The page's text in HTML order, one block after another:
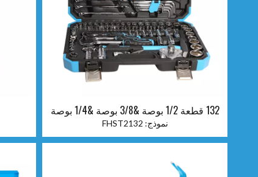
132 قطعة 1/2 بوصة &3/8 بوصة &1/4 بوصة
مجموعة مقابس دكتور
نموذج: FHST2132